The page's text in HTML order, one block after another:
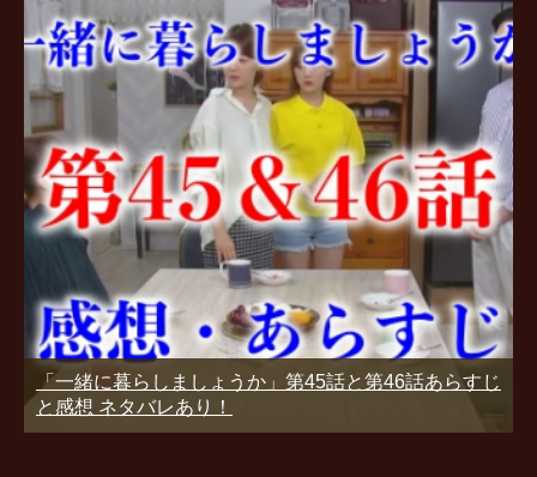
「一緒に暮らしましょうか」第45話と第46話あらすじ
と感想 ネタバレあり！